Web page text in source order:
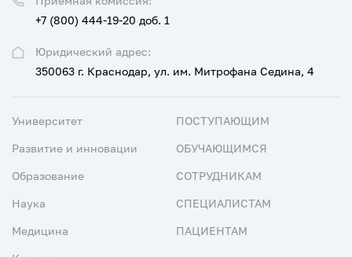
Юридический адрес:
350063 г. Краснодар, ул. им. Митрофана Седина, 4
+7 (800) 444-19-20 доб. 1
Университет
Развитие и инновации
Образование
Наука
Медицина
ПОСТУПАЮЩИМ
ОБУЧАЮЩИМСЯ
СОТРУДНИКАМ
СПЕЦИАЛИСТАМ
ПАЦИЕНТАМ